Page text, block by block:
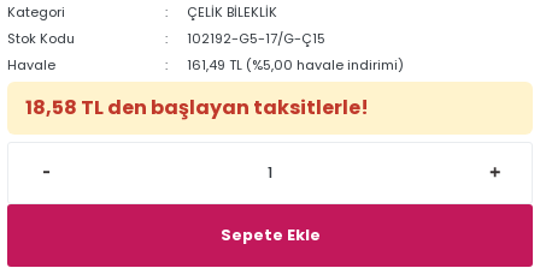
Kategori
ÇELİK BİLEKLİK
Stok Kodu
102192-G5-17/G-Ç15
Havale
161,49 TL (%5,00 havale indirimi)
18,58 TL den başlayan taksitlerle!
Sepete Ekle